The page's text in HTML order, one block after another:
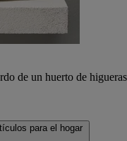
de un huerto de higueras
para el hogar